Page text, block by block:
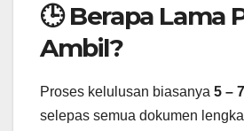
🕒 Berapa Lama
Ambil?
Proses kelulusan biasanya 5 –
selepas semua dokumen